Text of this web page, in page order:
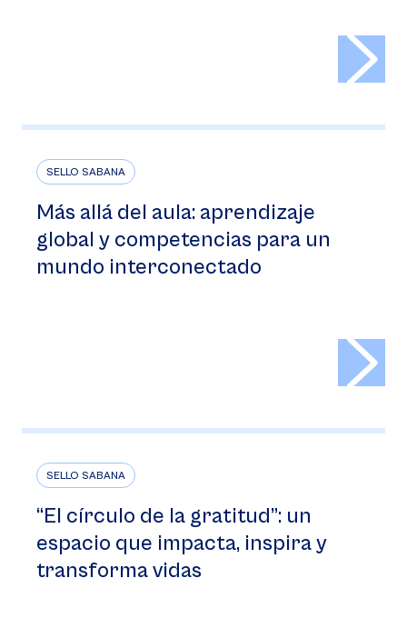
SELLO SABANA
Más allá del aula: aprendizaje
global y competencias para un
mundo interconectado
SELLO SABANA
“El círculo de la gratitud”: un
espacio que impacta, inspira y
transforma vidas